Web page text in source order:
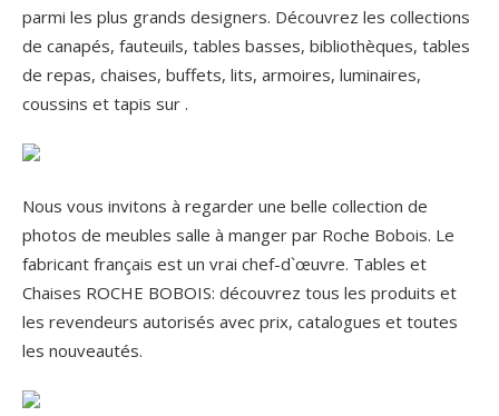
parmi les plus grands designers. Découvrez les collections
de canapés, fauteuils, tables basses, bibliothèques, tables
de repas, chaises, buffets, lits, armoires, luminaires,
coussins et tapis sur .
Nous vous invitons à regarder une belle collection de
photos de meubles salle à manger par Roche Bobois. Le
fabricant français est un vrai chef-d`œuvre. Tables et
Chaises ROCHE BOBOIS: découvrez tous les produits et
les revendeurs autorisés avec prix, catalogues et toutes
les nouveautés.